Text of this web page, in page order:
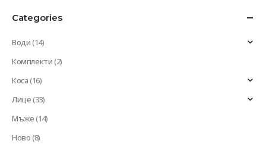
Categories
Води(14)
Комплекти(2)
Коса(16)
Лице(33)
Мъже(14)
Ново(8)